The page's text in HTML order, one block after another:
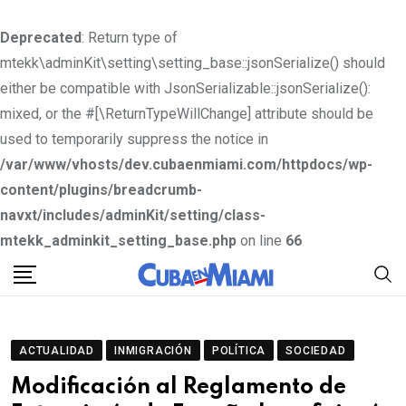
Deprecated: Return type of
mtekk\adminKit\setting\setting_base::jsonSerialize() should
either be compatible with JsonSerializable::jsonSerialize():
mixed, or the #[\ReturnTypeWillChange] attribute should be
used to temporarily suppress the notice in
/var/www/vhosts/dev.cubaenmiami.com/httpdocs/wp-
content/plugins/breadcrumb-
navxt/includes/adminKit/setting/class-
mtekk_adminkit_setting_base.php on line 66
ACTUALIDAD INMIGRACIÓN POLÍTICA SOCIEDAD
Modificación al Reglamento de